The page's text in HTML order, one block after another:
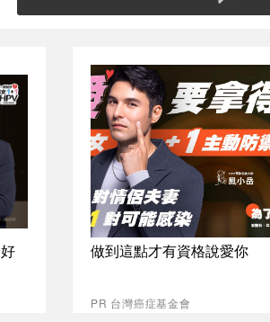
做到這點才有資格說愛你
PR 台灣癌症基金會